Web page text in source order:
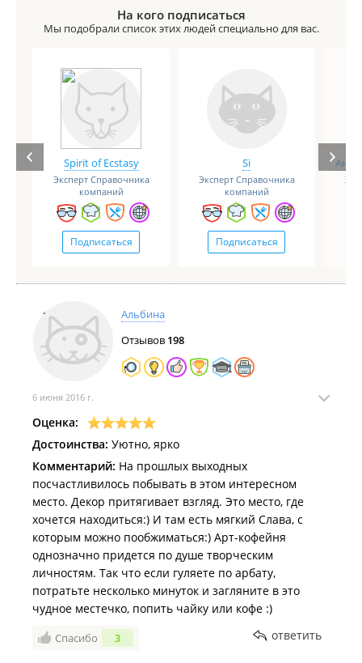
На кого подписаться
Мы подобрали список этих людей специально для вас.
Spirit of Ecstasy
Эксперт Справочника
компаний
Подписаться
Si
Эксперт Справочника
компаний
Подписаться
Альбина
Отзывов 198
6 июня 2016 г.
Оценка:
Достоинства: Уютно, ярко
Комментарий: На прошлых выходных
посчастливилось побывать в этом интересном
место. Декор притягивает взгляд. Это место, где
хочется находиться:) И там есть мягкий Слава, с
которым можно пообжиматься:) Арт-кофейня
однозначно придется по душе творческим
личностям. Так что если гуляете по арбату,
потратьте несколько минуток и загляните в это
чудное местечко, попить чайку или кофе :)
Спасибо 3 ответить